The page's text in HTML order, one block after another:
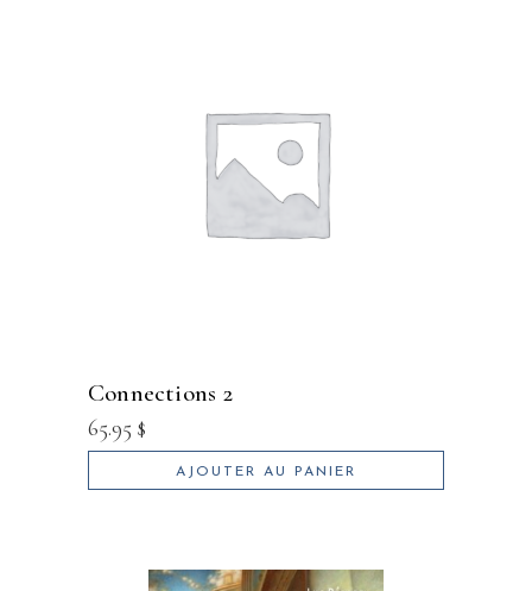
connections 2
65.95 $
AJOUTER AU PANIER